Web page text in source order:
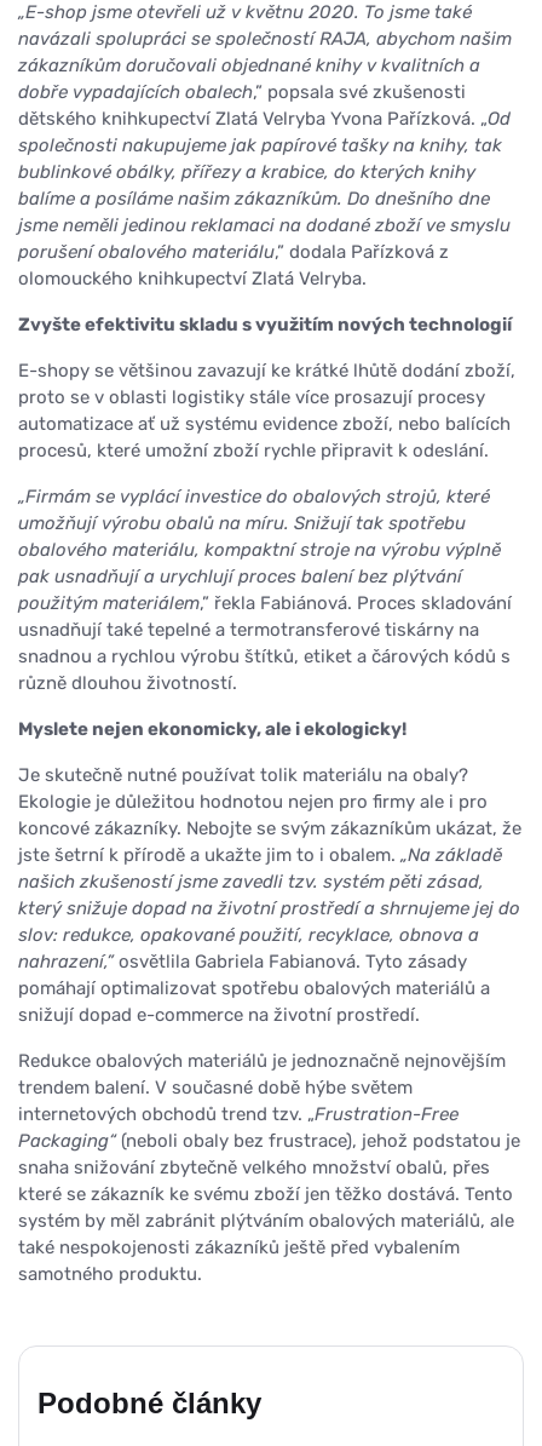
„E-shop jsme otevřeli už v květnu 2020. To jsme také
navázali spolupráci se společností RAJA, abychom našim
zákazníkům doručovali objednané knihy v kvalitních a
dobře vypadajících obalech,” popsala své zkušenosti
dětského knihkupectví Zlatá Velryba Yvona Pařízková. „Od
společnosti nakupujeme jak papírové tašky na knihy, tak
bublinkové obálky, přířezy a krabice, do kterých knihy
balíme a posíláme našim zákazníkům. Do dnešního dne
jsme neměli jedinou reklamaci na dodané zboží ve smyslu
porušení obalového materiálu,” dodala Pařízková z
olomouckého knihkupectví Zlatá Velryba.
Zvyšte efektivitu skladu s využitím nových technologií
E-shopy se většinou zavazují ke krátké lhůtě dodání zboží,
proto se v oblasti logistiky stále více prosazují procesy
automatizace ať už systému evidence zboží, nebo balících
procesů, které umožní zboží rychle připravit k odeslání.
„Firmám se vyplácí investice do obalových strojů, které
umožňují výrobu obalů na míru. Snižují tak spotřebu
obalového materiálu, kompaktní stroje na výrobu výplně
pak usnadňují a urychlují proces balení bez plýtvání
použitým materiálem,” řekla Fabiánová. Proces skladování
usnadňují také tepelné a termotransferové tiskárny na
snadnou a rychlou výrobu štítků, etiket a čárových kódů s
různě dlouhou životností.
Myslete nejen ekonomicky, ale i ekologicky!
Je skutečně nutné používat tolik materiálu na obaly?
Ekologie je důležitou hodnotou nejen pro firmy ale i pro
koncové zákazníky. Nebojte se svým zákazníkům ukázat, že
jste šetrní k přírodě a ukažte jim to i obalem. „Na základě
našich zkušeností jsme zavedli tzv. systém pěti zásad,
který snižuje dopad na životní prostředí a shrnujeme jej do
slov: redukce, opakované použití, recyklace, obnova a
nahrazení,”osvětlila Gabriela Fabianová. Tyto zásady
pomáhají optimalizovat spotřebu obalových materiálů a
snižují dopad e-commerce na životní prostředí.
Redukce obalových materiálů je jednoznačně nejnovějším
trendem balení. V současné době hýbe světem
internetových obchodů trend tzv. „Frustration-Free
Packaging“(neboli obaly bez frustrace), jehož podstatou je
snaha snižování zbytečně velkého množství obalů, přes
které se zákazník ke svému zboží jen těžko dostává. Tento
systém by měl zabránit plýtváním obalových materiálů, ale
také nespokojenosti zákazníků ještě před vybalením
samotného produktu.
Podobné články